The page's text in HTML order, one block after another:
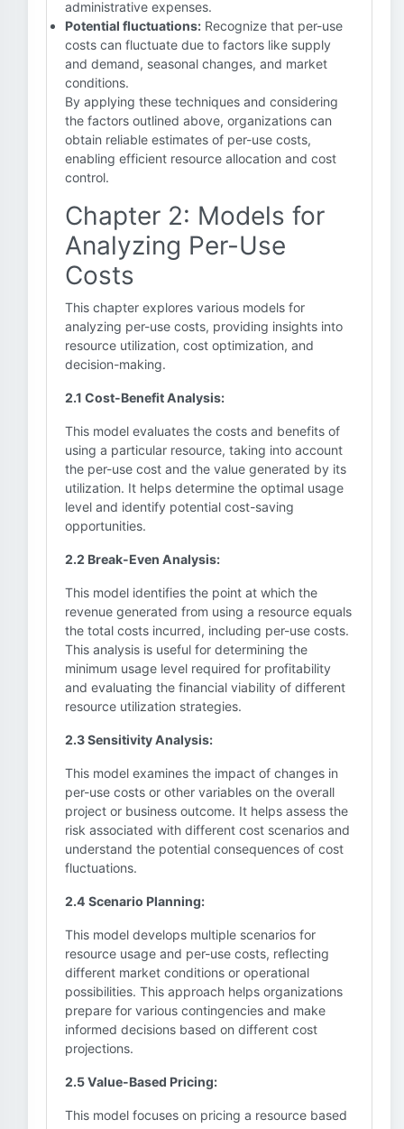
administrative expenses.
Potential fluctuations: Recognize that per-use
costs can fluctuate due to factors like supply
and demand, seasonal changes, and market
conditions.
By applying these techniques and considering
the factors outlined above, organizations can
obtain reliable estimates of per-use costs,
enabling efficient resource allocation and cost
control.
Chapter 2: Models for
Analyzing Per-Use
Costs
This chapter explores various models for
analyzing per-use costs, providing insights into
resource utilization, cost optimization, and
decision-making.
2.1 Cost-Benefit Analysis:
This model evaluates the costs and benefits of
using a particular resource, taking into account
the per-use cost and the value generated by its
utilization. It helps determine the optimal usage
level and identify potential cost-saving
opportunities.
2.2 Break-Even Analysis:
This model identifies the point at which the
revenue generated from using a resource equals
the total costs incurred, including per-use costs.
This analysis is useful for determining the
minimum usage level required for profitability
and evaluating the financial viability of different
resource utilization strategies.
2.3 Sensitivity Analysis:
This model examines the impact of changes in
per-use costs or other variables on the overall
project or business outcome. It helps assess the
risk associated with different cost scenarios and
understand the potential consequences of cost
fluctuations.
2.4 Scenario Planning:
This model develops multiple scenarios for
resource usage and per-use costs, reflecting
different market conditions or operational
possibilities. This approach helps organizations
prepare for various contingencies and make
informed decisions based on different cost
projections.
2.5 Value-Based Pricing:
This model focuses on pricing a resource based